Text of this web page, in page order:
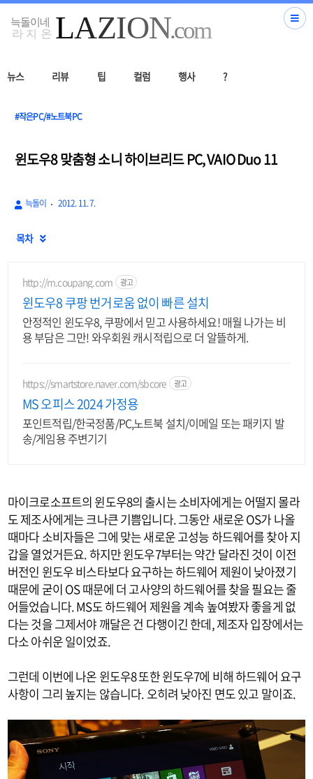
뉴스 리뷰 팁 컬럼 행사 ?
#작은PC/#노트북PC
윈도우8 맞춤형 소니 하이브리드 PC, VAIO Duo 11
늑돌이 2012. 11. 7.
목차 
http://m.coupang.com 광고
윈도우8 쿠팡 번거로움 없이 빠른 설치
안정적인 윈도우8, 쿠팡에서 믿고 사용하세요! 매월 나가는 비
용 부담은 그만! 와우회원 캐시적립으로 더 알뜰하게.
https://smartstore.naver.com/sbcore 광고
MS 오피스 2024 가정용
포인트적립/한국정품/PC,노트북 설치/이메일 또는 패키지 발
송/게임용 주변기기
마이크로소프트의 윈도우8의 출시는 소비자에게는 어떨지 몰라
도 제조사에게는 크나큰 기쁨입니다. 그동안 새로운 OS가 나올
때마다 소비자들은 그에 맞는 새로운 고성능 하드웨어를 찾아 지
갑을 열었거든요. 하지만 윈도우7부터는 약간 달라진 것이 이전
버전인 윈도우 비스타보다 요구하는 하드웨어 제원이 낮아졌기
때문에 굳이 OS 때문에 더 고사양의 하드웨어를 찾을 필요는 줄
어들었습니다. MS도 하드웨어 제원을 계속 높여봤자 좋을게 없
다는 것을 그제서야 깨달은 건 다행이긴 한데, 제조자 입장에서는
다소 아쉬운 일이었죠.
그런데 이번에 나온 윈도우8 또한 윈도우7에 비해 하드웨어 요구
사항이 그리 높지는 않습니다. 오히려 낮아진 면도 있고 말이죠.